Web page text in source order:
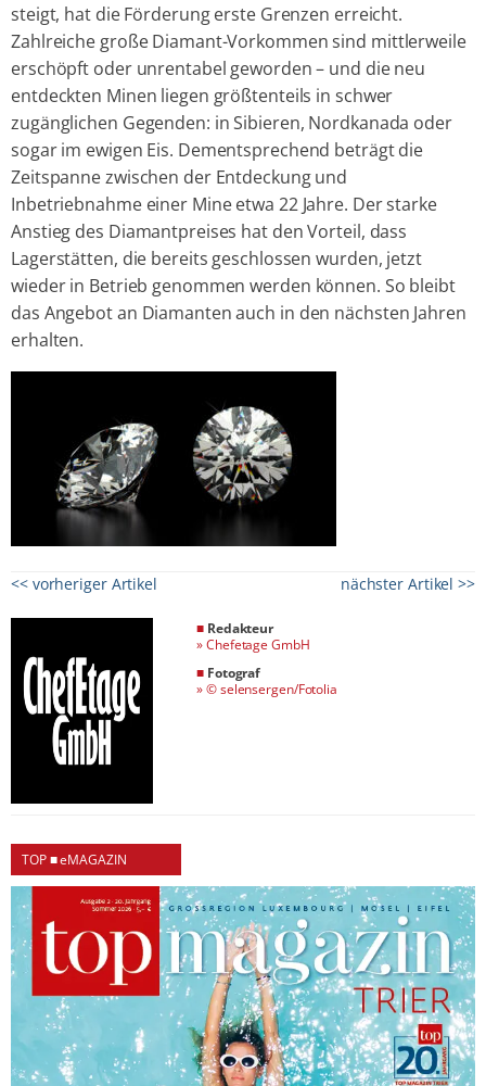
steigt, hat die Förderung erste Grenzen erreicht.
Zahlreiche große Diamant-Vorkommen sind mittlerweile
erschöpft oder unrentabel geworden – und die neu
entdeckten Minen liegen größtenteils in schwer
zugänglichen Gegenden: in Sibieren, Nordkanada oder
sogar im ewigen Eis. Dementsprechend beträgt die
Zeitspanne zwischen der Entdeckung und
Inbetriebnahme einer Mine etwa 22 Jahre. Der starke
Anstieg des Diamantpreises hat den Vorteil, dass
Lagerstätten, die bereits geschlossen wurden, jetzt
wieder in Betrieb genommen werden können. So bleibt
das Angebot an Diamanten auch in den nächsten Jahren
erhalten.
<< vorheriger Artikel nächster Artikel >>
■ Redakteur
»Chefetage GmbH
■ Fotograf
»© selensergen/Fotolia
TOP ■ eMAGAZIN